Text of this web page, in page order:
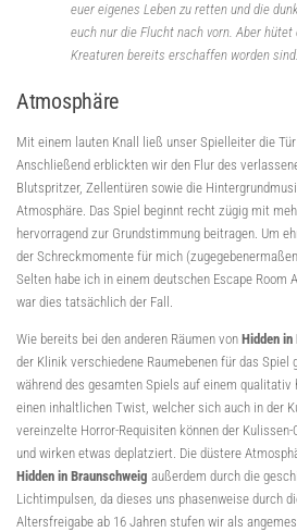
euer eigenes Leben zu retten und die
euch nur die Flucht nach vorn. Aber
Kreaturen bereits erschaffen worden
Atmosphäre
Mit einem lauten Knall ließ unser Spielleiter die
Anschließend erblickten wir den Flur des
Blutspritzer, Zellentüren sowie die
Atmosphäre. Das Spiel beginnt recht zügig mit
hervorragend zur Grundstimmung beitragen. Um
der Schreckmomente für mich
Selten habe ich in einem deutschen Escape Room
war dies tatsächlich der Fall.
Wie bereits bei den anderen Räumen von Hidden in
der Klinik verschiedene Raumebenen für das Spiel
während des gesamten Spiels auf einem qualitativ
einen inhaltlichen Twist, welcher sich auch in der
vereinzelte Horror-Requisiten können der
und wirken etwas deplatziert. Die düstere
Hidden in Braunschweig außerdem durch die
Lichtimpulsen, da dieses uns phasenweise durch
Altersfreigabe ab 16 Jahren stufen wir als